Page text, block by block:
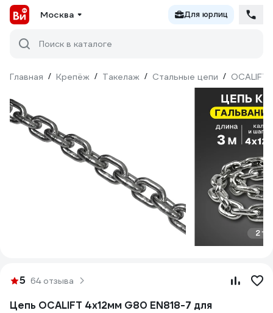
Москва Для юрлиц
Поиск в каталоге
Главная / Крепёж / Такелаж / Стальные цепи / OCALIFT
5 64 отзыва
Цепь OCALIFT 4х12мм G80 EN818-7 для